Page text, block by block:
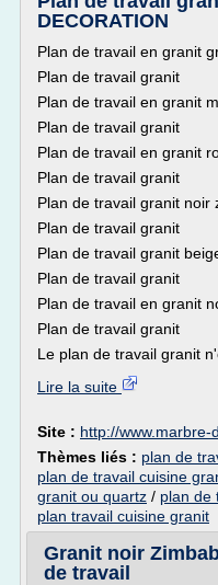
DECORATION
Plan de travail en granit
Plan de travail granit
Plan de travail en granit
Plan de travail granit
Plan de travail en granit
Plan de travail granit
Plan de travail granit noir
Plan de travail granit
Plan de travail granit
Plan de travail granit
Plan de travail en granit
Plan de travail granit
Le plan de travail granit
Lire la suite
Site : http://www.marbre-
Thèmes liés : plan de
plan de travail cuisine
granit ou quartz / plan de
plan travail cuisine granit
Granit noir
de travail